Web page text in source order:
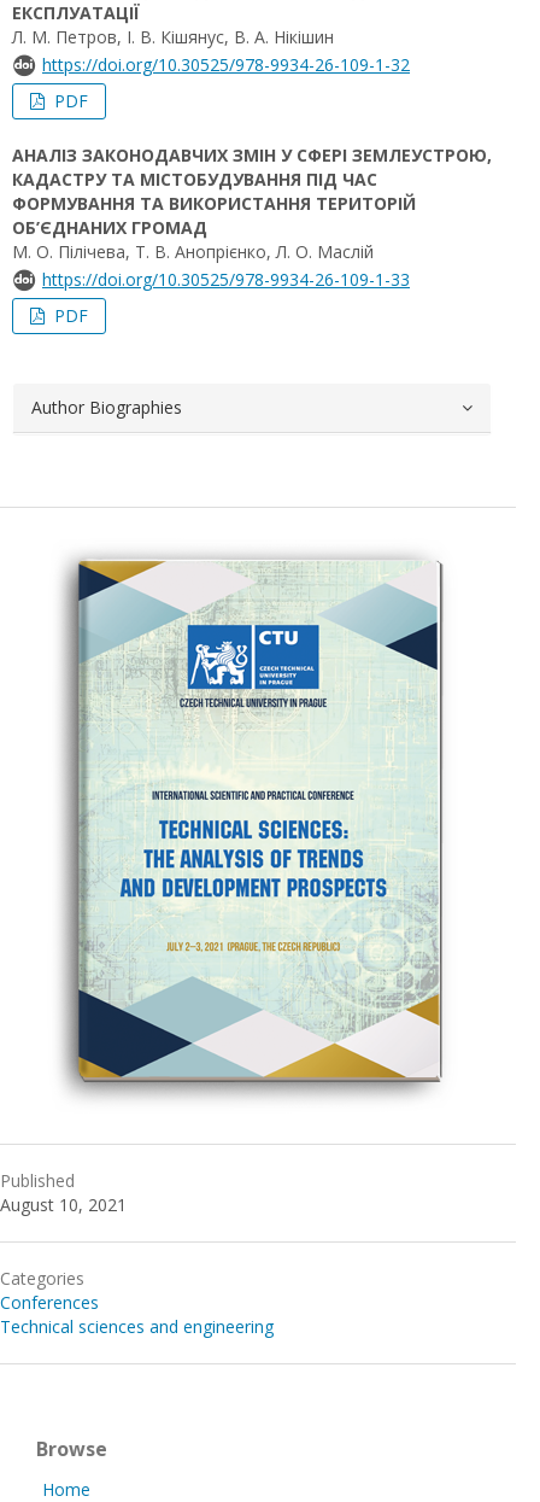
ЕКСПЛУАТАЦІЇ
Л. М. Петров, І. В. Кішянус, В. А. Нікішин
https://doi.org/10.30525/978-9934-26-109-1-32
PDF
АНАЛІЗ ЗАКОНОДАВЧИХ ЗМІН У СФЕРІ ЗЕМЛЕУСТРОЮ,
КАДАСТРУ ТА МІСТОБУДУВАННЯ ПІД ЧАС
ФОРМУВАННЯ ТА ВИКОРИСТАННЯ ТЕРИТОРІЙ
ОБ’ЄДНАНИХ ГРОМАД
М. О. Пілічева, Т. В. Анопрієнко, Л. О. Маслій
https://doi.org/10.30525/978-9934-26-109-1-33
PDF
Author Biographies
Published
August 10, 2021
Categories
Conferences
Technical sciences and engineering
Browse
Home